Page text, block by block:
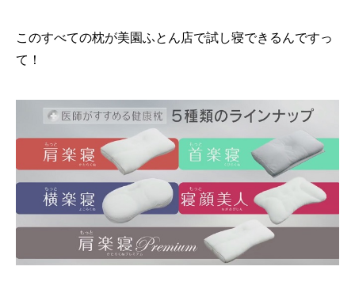
このすべての枕が美園ふとん店で試し寝できるんですっ
て！